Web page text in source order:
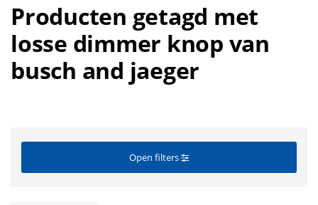
Producten getagd met
losse dimmer knop van
busch and jaeger
Open filters